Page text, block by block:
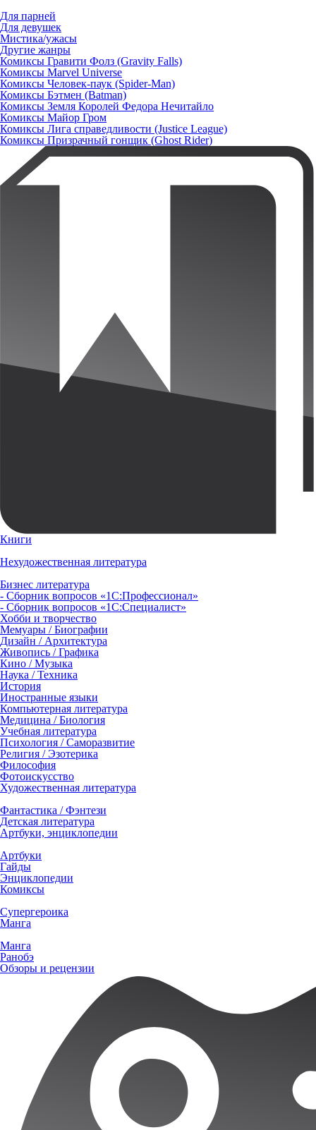
Для парней
Для девушек
Мистика/ужасы
Другие жанры
Комиксы Гравити Фолз (Gravity Falls)
Комиксы Marvel Universe
Комиксы Человек-паук (Spider-Man)
Комиксы Бэтмен (Batman)
Комиксы Земля Королей Федора Нечитайло
Комиксы Майор Гром
Комиксы Лига справедливости (Justice League)
Комиксы Призрачный гонщик (Ghost Rider)
Книги
Нехудожественная литература
Бизнес литература
- Сборник вопросов «1С:Профессионал»
- Сборник вопросов «1С:Специалист»
Хобби и творчество
Мемуары / Биографии
Дизайн / Архитектура
Живопись / Графика
Кино / Музыка
Наука / Техника
История
Иностранные языки
Компьютерная литература
Медицина / Биология
Учебная литература
Психология / Саморазвитие
Религия / Эзотерика
Философия
Фотоискусство
Художественная литература
Фантастика / Фэнтези
Детская литература
Артбуки, энциклопедии
Артбуки
Гайды
Энциклопедии
Комиксы
Супергероика
Манга
Манга
Ранобэ
Обзоры и рецензии